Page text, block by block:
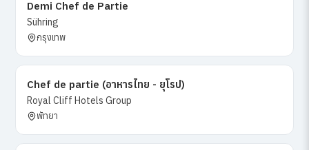
Demi Chef de Partie
Sühring
กรุงเทพ
Chef de partie (อาหารไทย - ยุโรป)
Royal Cliff Hotels Group
พัทยา